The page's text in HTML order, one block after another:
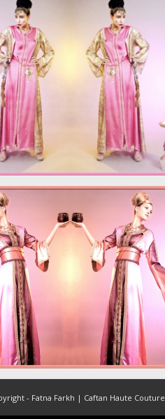
- Fatna Farkh | Caftan Haute Couture